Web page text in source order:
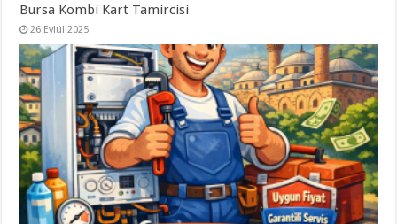
Bursa Kombi Kart Tamircisi
26 Eylül 2025